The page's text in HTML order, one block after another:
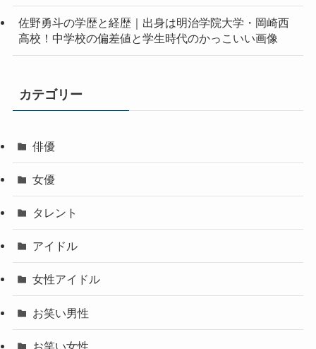
佐野勇斗の学歴と経歴｜出身は明治学院大学・岡崎西
高校！中学校の偏差値と学生時代のかっこいい画像
カテゴリー
俳優
女優
タレント
アイドル
女性アイドル
お笑い男性
お笑い女性